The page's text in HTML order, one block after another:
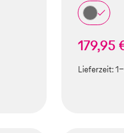
179,95
Lieferzeit: